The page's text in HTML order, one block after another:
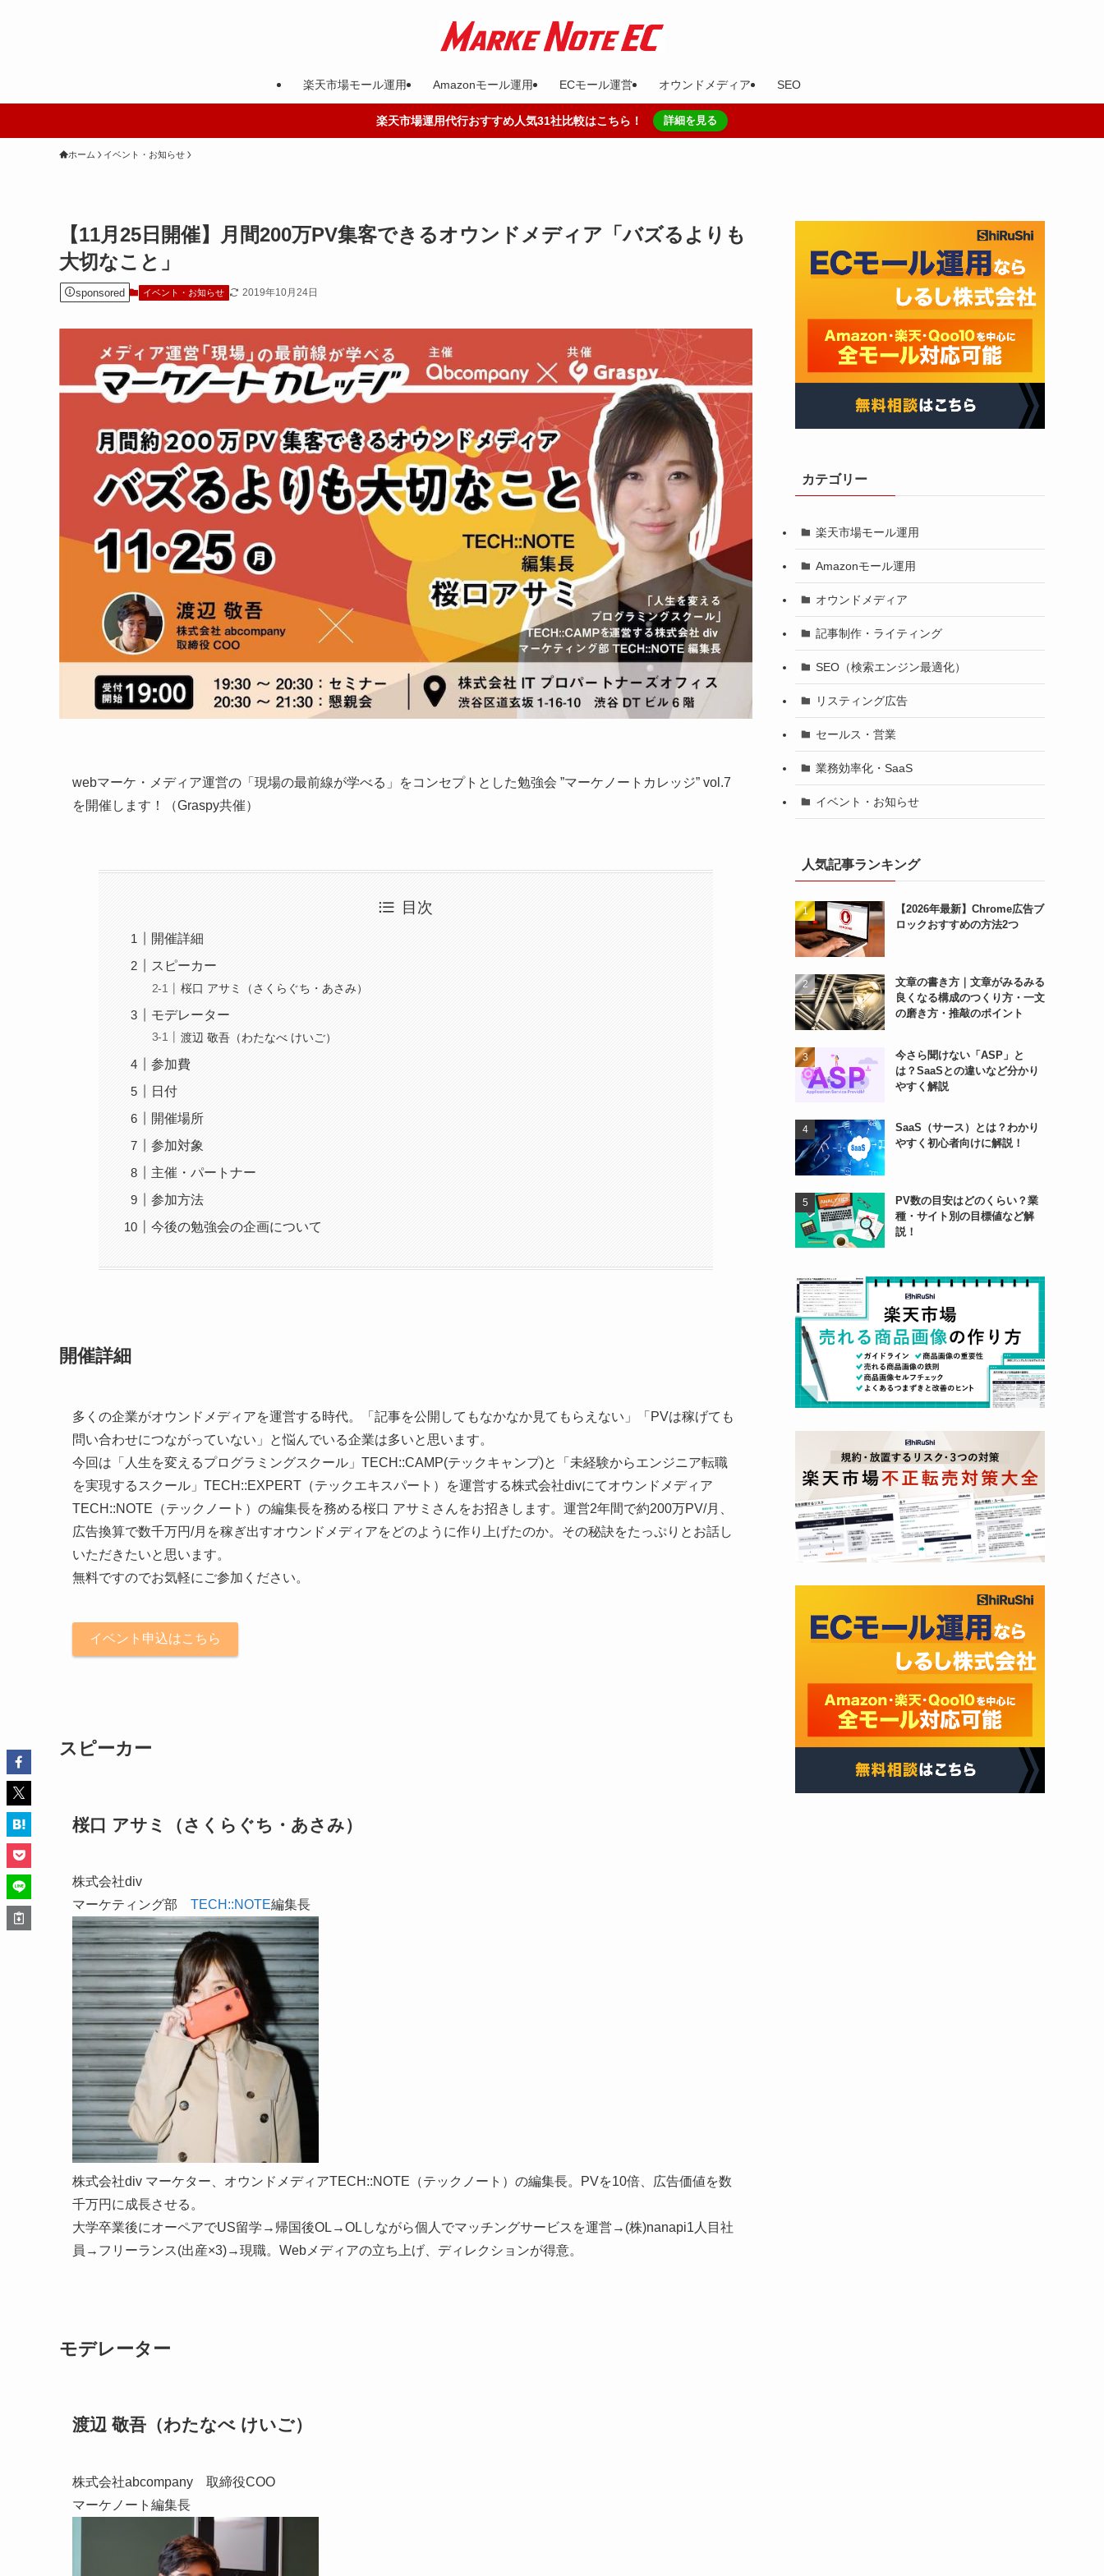
楽天市場モール運用 Amazonモール運用 ECモール運営 オウンドメディア SEO
楽天市場運用代行おすすめ人気31社比較はこちら！ 詳細を見る
ホーム イベント・お知らせ
【11月25日開催】月間200万PV集客できるオウンドメディア「バズるよりも
大切なこと」
sponsored イベント・お知らせ 2019年10月24日
webマーケ・メディア運営の「現場の最前線が学べる」をコンセプトとした勉強会 ”マーケノートカレッジ” vol.7
を開催します！（Graspy共催）
目次
開催詳細
スピーカー
桜口 アサミ（さくらぐち・あさみ）
モデレーター
渡辺 敬吾（わたなべ けいご）
参加費
日付
開催場所
参加対象
主催・パートナー
参加方法
今後の勉強会の企画について
開催詳細
多くの企業がオウンドメディアを運営する時代。「記事を公開してもなかなか見てもらえない」「PVは稼げても
問い合わせにつながっていない」と悩んでいる企業は多いと思います。
今回は「人生を変えるプログラミングスクール」TECH::CAMP(テックキャンプ)と「未経験からエンジニア転職
を実現するスクール」TECH::EXPERT（テックエキスパート）を運営する株式会社divにてオウンドメディア
TECH::NOTE（テックノート）の編集長を務める桜口 アサミさんをお招きします。運営2年間で約200万PV/月、
広告換算で数千万円/月を稼ぎ出すオウンドメディアをどのように作り上げたのか。その秘訣をたっぷりとお話し
いただきたいと思います。
無料ですのでお気軽にご参加ください。
イベント申込はこちら
スピーカー
桜口 アサミ（さくらぐち・あさみ）
株式会社div
マーケティング部 TECH::NOTE編集長
株式会社div マーケター、オウンドメディアTECH::NOTE（テックノート）の編集長。PVを10倍、広告価値を数
千万円に成長させる。
大学卒業後にオーペアでUS留学→帰国後OL→OLしながら個人でマッチングサービスを運営→(株)nanapi1人目社
員→フリーランス(出産×3)→現職。Webメディアの立ち上げ、ディレクションが得意。
モデレーター
渡辺 敬吾（わたなべ けいご）
株式会社abcompany 取締役COO
マーケノート編集長
カテゴリー
楽天市場モール運用
Amazonモール運用
オウンドメディア
記事制作・ライティング
SEO（検索エンジン最適化）
リスティング広告
セールス・営業
業務効率化・SaaS
イベント・お知らせ
人気記事ランキング
【2026年最新】Chrome広告ブ
ロックおすすめの方法2つ
文章の書き方｜文章がみるみる
良くなる構成のつくり方・一文
の磨き方・推敲のポイント
今さら聞けない「ASP」と
は？SaaSとの違いなど分かり
やすく解説
SaaS（サース）とは？わかり
やすく初心者向けに解説！
PV数の目安はどのくらい？業
種・サイト別の目標値など解
説！